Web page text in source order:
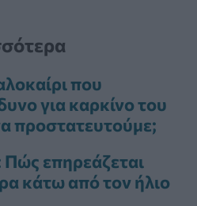
που
για καρκίνο του
προστατευτούμε;
επηρεάζεται
κάτω από τον ήλιο